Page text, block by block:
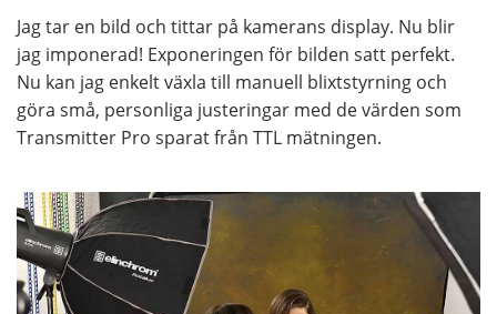
Jag tar en bild och tittar på kamerans display. Nu blir
jag imponerad! Exponeringen för bilden satt perfekt.
Nu kan jag enkelt växla till manuell blixtstyrning och
göra små, personliga justeringar med de värden som
Transmitter Pro sparat från TTL mätningen.